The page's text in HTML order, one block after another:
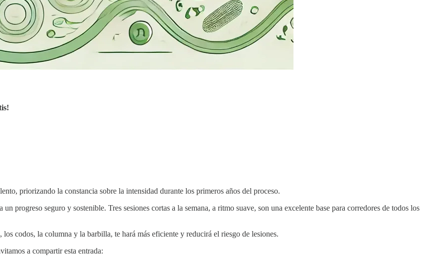
priorizando la constancia sobre la intensidad durante los primeros años del proceso.
progreso seguro y sostenible. Tres sesiones cortas a la semana, a ritmo suave, son una excelente base para corredores de todos los
codos, la columna y la barbilla, te hará más eficiente y reducirá el riesgo de lesiones.
a compartir esta entrada: